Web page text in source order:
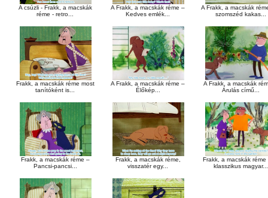
A csúzli - Frakk, a macskák
réme - retro...
A Frakk, a macskák réme –
Kedves emlék...
A Frakk, a macskák
szomszéd kakas...
Frakk, a macskák réme most
tanítóként is...
A Frakk, a macskák réme –
Élőkép...
A Frakk, a macskák
Árulás című...
Frakk, a macskák réme –
Pancsi-pancsi...
Frakk, a macskák réme,
visszatér egy...
Frakk, a macskák réme
klasszikus magyar...